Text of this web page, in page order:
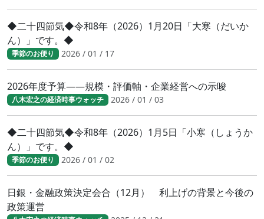
◆二十四節気◆令和8年（2026）1月20日「大寒（だいか
ん）」です。◆
季節のお便り 2026 / 01 / 17
2026年度予算――規模・評価軸・企業経営への示唆
八木宏之の経済時事ウォッチ 2026 / 01 / 03
◆二十四節気◆令和8年（2026）1月5日「小寒（しょうか
ん）」です。◆
季節のお便り 2026 / 01 / 02
日銀・金融政策決定会合（12月） 利上げの背景と今後の
政策運営